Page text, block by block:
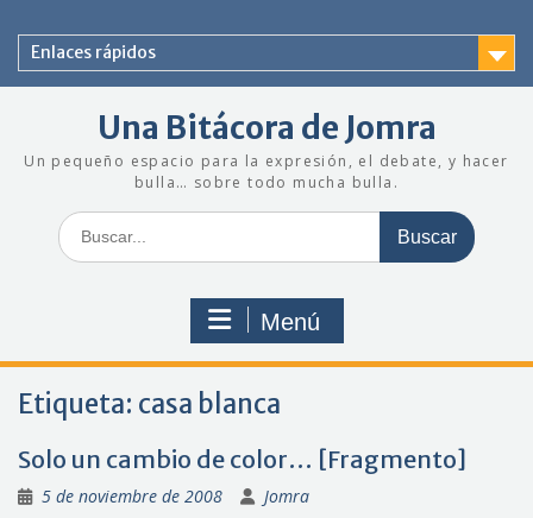
contenido
Enlaces rápidos
Una Bitácora de Jomra
Un pequeño espacio para la expresión, el debate, y hacer
bulla… sobre todo mucha bulla.
Buscar:
Menú
Etiqueta: casa blanca
Solo un cambio de color… [Fragmento]
5 de noviembre de 2008 Jomra